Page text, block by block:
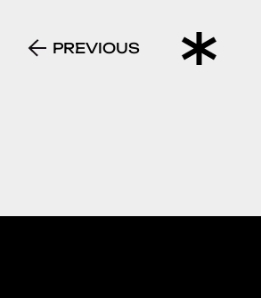
PREVIOUS